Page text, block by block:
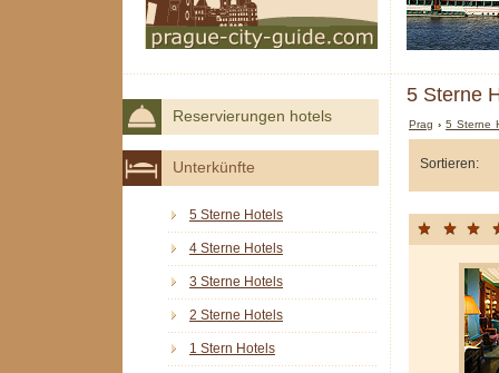
5 Sterne
Prag ›5 Sterne
Sortieren:
Reservierungen hotels
Unterkünfte
5 Sterne Hotels
4 Sterne Hotels
3 Sterne Hotels
2 Sterne Hotels
1 Stern Hotels